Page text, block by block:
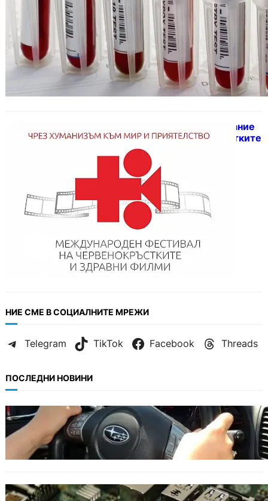
Във Варна започва 21-ото издание
на фестивала на Червенокръстките
и здравни филми
НИЕ СМЕ В СОЦИАЛНИТЕ МРЕЖИ
Telegram TikTok Facebook Threads
ПОСЛЕДНИ НОВИНИ
БЕЗ КАТЕГОРИЯ
Възможни ограничения за Waze в Европа
след решение на Съда на ЕС.
ИКОНОМИКА